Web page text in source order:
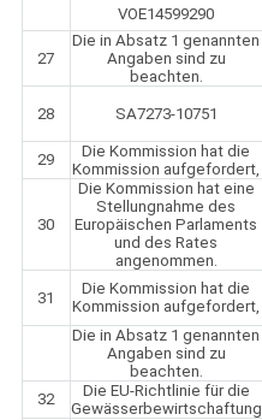
VOE14599290
27
Die in Absatz 1 genannten
Angaben sind zu
beachten.
28 SA7273-10751
29
Die Kommission hat die
Kommission aufgefordert,
30
Die Kommission hat eine
Stellungnahme des
Europäischen Parlaments
und des Rates
angenommen.
31
Die Kommission hat die
Kommission aufgefordert,
Die in Absatz 1 genannten
Angaben sind zu
beachten.
32
Die EU-Richtlinie für die
Gewässerbewirtschaftung